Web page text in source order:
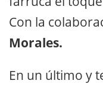
Con la
Morales.
En un último y